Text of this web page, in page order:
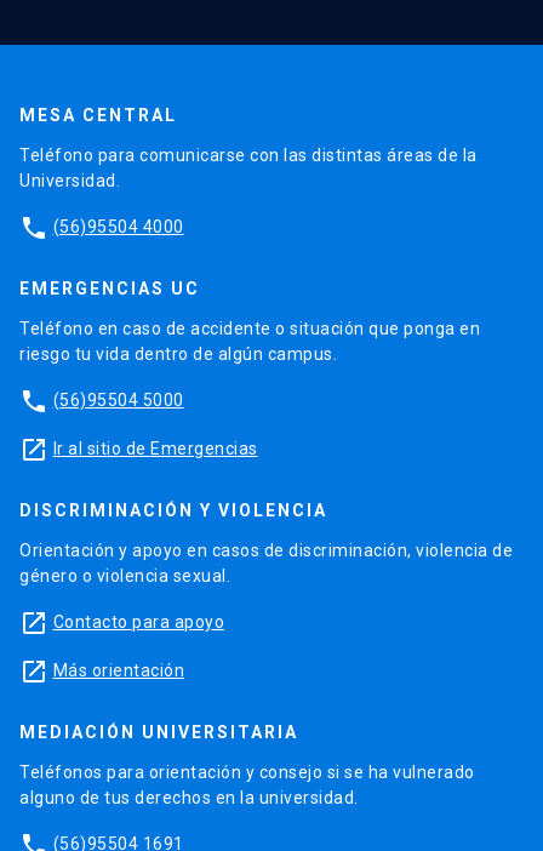
MESA CENTRAL
Teléfono para comunicarse con las distintas áreas de la
Universidad.
phone (56)95504 4000
EMERGENCIAS UC
Teléfono en caso de accidente o situación que ponga en
riesgo tu vida dentro de algún campus.
phone (56)95504 5000
launch Ir al sitio de Emergencias
DISCRIMINACIÓN Y VIOLENCIA
Orientación y apoyo en casos de discriminación, violencia de
género o violencia sexual.
launch Contacto para apoyo
launch Más orientación
MEDIACIÓN UNIVERSITARIA
Teléfonos para orientación y consejo si se ha vulnerado
alguno de tus derechos en la universidad.
(56)95504 1691